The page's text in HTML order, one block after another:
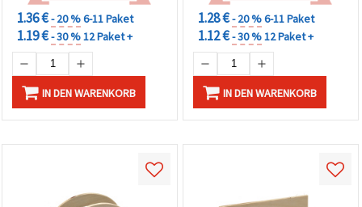
1.36 €- 20 %6-11 Paket
1.19 €- 30 %12 Paket +
IN DEN WARENKORB
1.28 €- 20 %6-11 Paket
1.12 €- 30 %12 Paket +
IN DEN WARENKORB